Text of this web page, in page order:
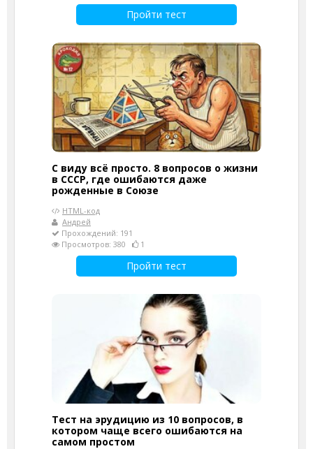
Пройти тест
С виду всё просто. 8 вопросов о жизни
в СССР, где ошибаются даже
рожденные в Союзе
HTML-код
Андрей
Прохождений: 191
Просмотров: 380
1
Пройти тест
Тест на эрудицию из 10 вопросов, в
котором чаще всего ошибаются на
самом простом